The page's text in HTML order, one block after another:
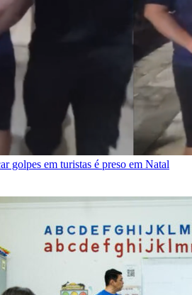
golpes em turistas é preso em Natal